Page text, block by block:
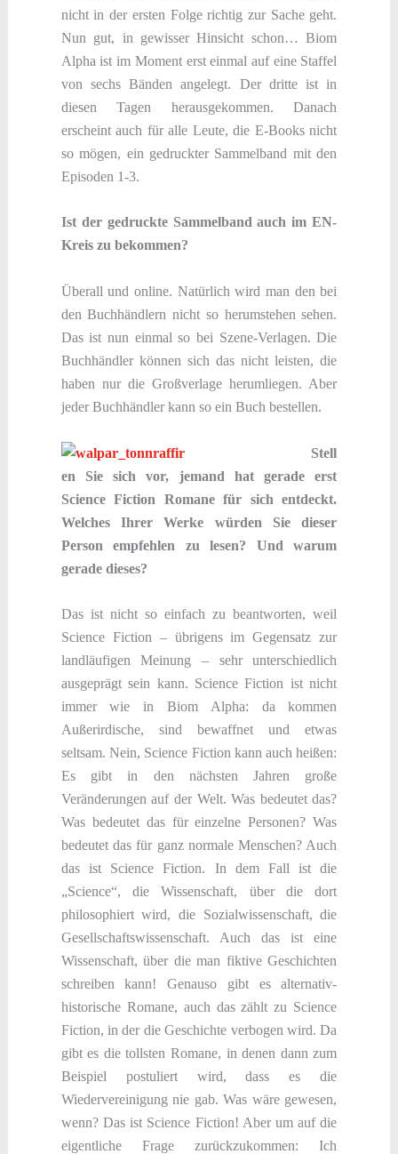
nicht in der ersten Folge richtig zur Sache geht.
Nun gut, in gewisser Hinsicht schon… Biom
Alpha ist im Moment erst einmal auf eine Staffel
von sechs Bänden angelegt. Der dritte ist in
diesen Tagen herausgekommen. Danach
erscheint auch für alle Leute, die E-Books nicht
so mögen, ein gedruckter Sammelband mit den
Episoden 1-3.
Ist der gedruckte Sammelband auch im EN-
Kreis zu bekommen?
Überall und online. Natürlich wird man den bei
den Buchhändlern nicht so herumstehen sehen.
Das ist nun einmal so bei Szene-Verlagen. Die
Buchhändler können sich das nicht leisten, die
haben nur die Großverlage herumliegen. Aber
jeder Buchhändler kann so ein Buch bestellen.
Stell
en Sie sich vor, jemand hat gerade erst
Science Fiction Romane für sich entdeckt.
Welches Ihrer Werke würden Sie dieser
Person empfehlen zu lesen? Und warum
gerade dieses?
Das ist nicht so einfach zu beantworten, weil
Science Fiction – übrigens im Gegensatz zur
landläufigen Meinung – sehr unterschiedlich
ausgeprägt sein kann. Science Fiction ist nicht
immer wie in Biom Alpha: da kommen
Außerirdische, sind bewaffnet und etwas
seltsam. Nein, Science Fiction kann auch heißen:
Es gibt in den nächsten Jahren große
Veränderungen auf der Welt. Was bedeutet das?
Was bedeutet das für einzelne Personen? Was
bedeutet das für ganz normale Menschen? Auch
das ist Science Fiction. In dem Fall ist die
„Science“, die Wissenschaft, über die dort
philosophiert wird, die Sozialwissenschaft, die
Gesellschaftswissenschaft. Auch das ist eine
Wissenschaft, über die man fiktive Geschichten
schreiben kann! Genauso gibt es alternativ-
historische Romane, auch das zählt zu Science
Fiction, in der die Geschichte verbogen wird. Da
gibt es die tollsten Romane, in denen dann zum
Beispiel postuliert wird, dass es die
Wiedervereinigung nie gab. Was wäre gewesen,
wenn? Das ist Science Fiction! Aber um auf die
eigentliche Frage zurückzukommen: Ich